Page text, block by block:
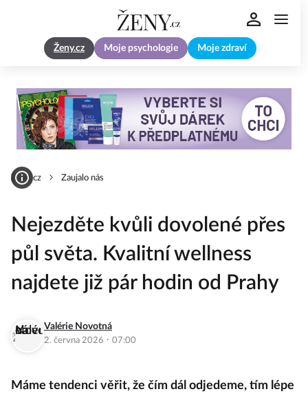
Ženy.cz Moje psychologie Moje zdraví
Zeny.cz Zaujalo nás
Nejezděte kvůli dovolené přes
půl světa. Kvalitní wellness
najdete již pár hodin od Prahy
Valérie Novotná
2. června 2026 · 07:00
Máme tendenci věřit, že čím dál odjedeme, tím lépe